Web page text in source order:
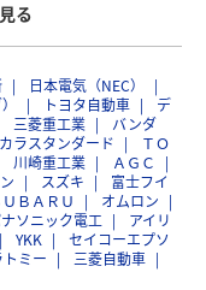
る
日本電気（NEC）
トヨタ自動車
デ
三菱重工業
バンダ
ラスタンダード
ＴＯ
川崎重工業
ＡＧＣ
スズキ
富士フイ
ＵＢＡＲＵ
オムロン
ソニック電工
アイリ
YKK
セイコーエプソ
ミー
三菱自動車